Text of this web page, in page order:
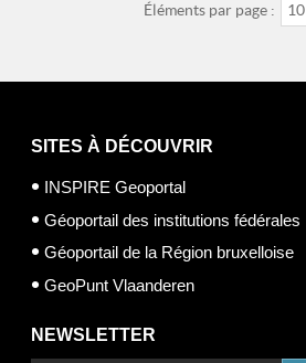
Éléments par page : 10
SITES À DÉCOUVRIR
INSPIRE Geoportal
Géoportail des institutions fédérales
Géoportail de la Région bruxelloise
GeoPunt Vlaanderen
NEWSLETTER